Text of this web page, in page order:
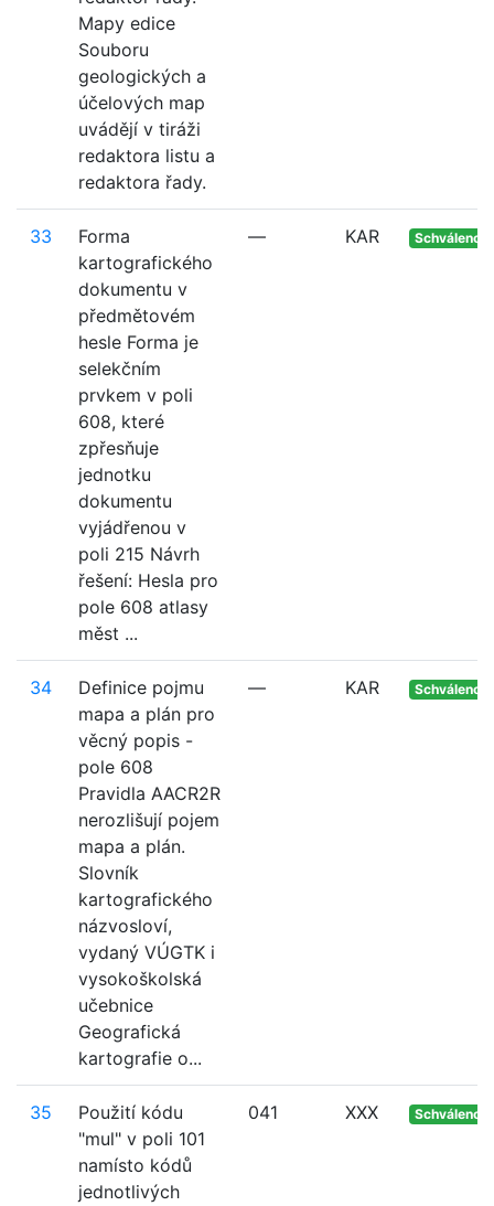
Mapy edice
Souboru
geologických a
účelových map
uvádějí v tiráži
redaktora listu a
redaktora řady.
33
Forma
kartografického
dokumentu v
předmětovém
hesle Forma je
selekčním
prvkem v poli
608, které
zpřesňuje
jednotku
dokumentu
vyjádřenou v
poli 215 Návrh
řešení: Hesla pro
pole 608 atlasy
měst ...
— KAR Schváleno
34
Definice pojmu
mapa a plán pro
věcný popis -
pole 608
Pravidla AACR2R
nerozlišují pojem
mapa a plán.
Slovník
kartografického
názvosloví,
vydaný VÚGTK i
vysokoškolská
učebnice
Geografická
kartografie o...
— KAR Schváleno
35
Použití kódu
"mul" v poli 101
namísto kódů
jednotlivých
041 XXX Schváleno